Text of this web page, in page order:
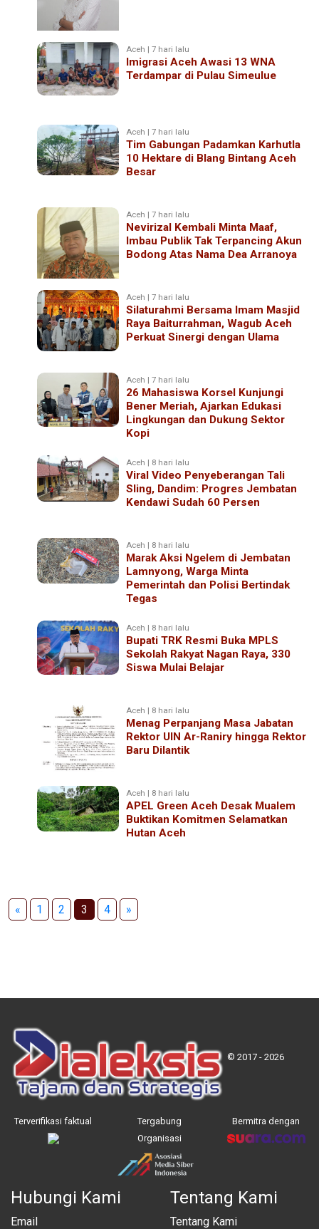
Aceh | 7 hari lalu
Imigrasi Aceh Awasi 13 WNA
Terdampar di Pulau Simeulue
Aceh | 7 hari lalu
Tim Gabungan Padamkan Karhutla
10 Hektare di Blang Bintang Aceh
Besar
Aceh | 7 hari lalu
Nevirizal Kembali Minta Maaf,
Imbau Publik Tak Terpancing Akun
Bodong Atas Nama Dea Arranoya ‎
Aceh | 7 hari lalu
‎Silaturahmi Bersama Imam Masjid
Raya Baiturrahman, Wagub Aceh
Perkuat Sinergi dengan Ulama
Aceh | 7 hari lalu
26 Mahasiswa Korsel Kunjungi
Bener Meriah, Ajarkan Edukasi
Lingkungan dan Dukung Sektor
Kopi
Aceh | 8 hari lalu
Viral Video Penyeberangan Tali
Sling, Dandim: Progres Jembatan
Kendawi Sudah 60 Persen
Aceh | 8 hari lalu
Marak Aksi Ngelem di Jembatan
Lamnyong, Warga Minta
Pemerintah dan Polisi Bertindak
Tegas
Aceh | 8 hari lalu
Bupati TRK Resmi Buka MPLS
Sekolah Rakyat Nagan Raya, 330
Siswa Mulai Belajar
Aceh | 8 hari lalu
Menag Perpanjang Masa Jabatan
Rektor UIN Ar-Raniry hingga Rektor
Baru Dilantik
Aceh | 8 hari lalu
APEL Green Aceh Desak Mualem
Buktikan Komitmen Selamatkan
Hutan Aceh
« 1 2 3 4 »
© 2017 - 2026
Terverifikasi faktual
Tergabung
Organisasi
Bermitra dengan
Hubungi Kami
Email
Tentang Kami
Tentang Kami